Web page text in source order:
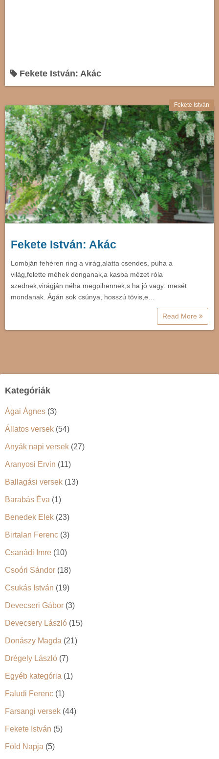
Fekete István: Akác
Fekete István
Fekete István: Akác
Lombján fehéren ring a virág,alatta csendes, puha a
világ,felette méhek donganak,a kasba mézet róla
szednek,virágján néha megpihennek,s ha jó vagy: mesét
mondanak. Ágán sok csúnya, hosszú tövis,e…
Read More
Kategóriák
Ágai Ágnes (3)
Állatos versek (54)
Anyák napi versek (27)
Aranyosi Ervin (11)
Ballagási versek (13)
Barabás Éva (1)
Benedek Elek (23)
Birtalan Ferenc (3)
Csanádi Imre (10)
Csoóri Sándor (18)
Csukás István (19)
Devecseri Gábor (3)
Devecsery László (15)
Donászy Magda (21)
Drégely László (7)
Egyéb kategória (1)
Faludi Ferenc (1)
Farsangi versek (44)
Fekete István (5)
Föld Napja (5)